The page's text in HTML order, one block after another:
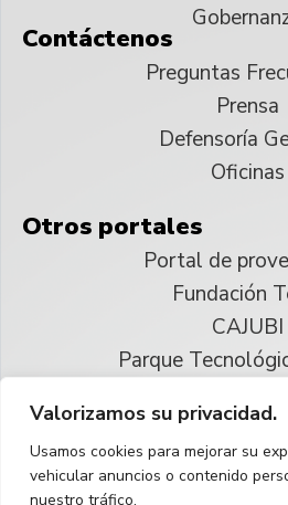
Valorizamos su privacidad.
Usamos cookies para mejorar su
vehicular anuncios o contenido
nuestro tráfico.
Contáctenos
Preguntas
Prensa
Defensoría
Oficinas
Otros portales
Portal de
Fundación
CAJUBI
Parque
Reservados todos